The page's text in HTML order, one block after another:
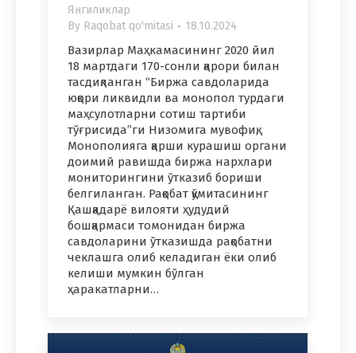
Янгиликлар
By Raqobat qo'mitasi 18.10.2024
Вазирлар Маҳкамасининг 2020 йил
18 мартдаги 170-сонли қарори билан
тасдиқланган “Биржа савдоларида
юқори ликвидли ва монопол турдаги
маҳсулотларни сотиш тартиби
тўғрисида”ги Низомига мувофиқ,
Монополияга қарши курашиш органи
доимий равишда биржа нархлари
мониторингини ўтказиб бориши
белгиланган. Рақобат қўмитасининг
Қашқадарё вилояти ҳудудий
бошқармаси томонидан биржа
савдоларини ўтказишда рақобатни
чеклашга олиб келадиган ёки олиб
келиши мумкин бўлган
ҳаракатларни…